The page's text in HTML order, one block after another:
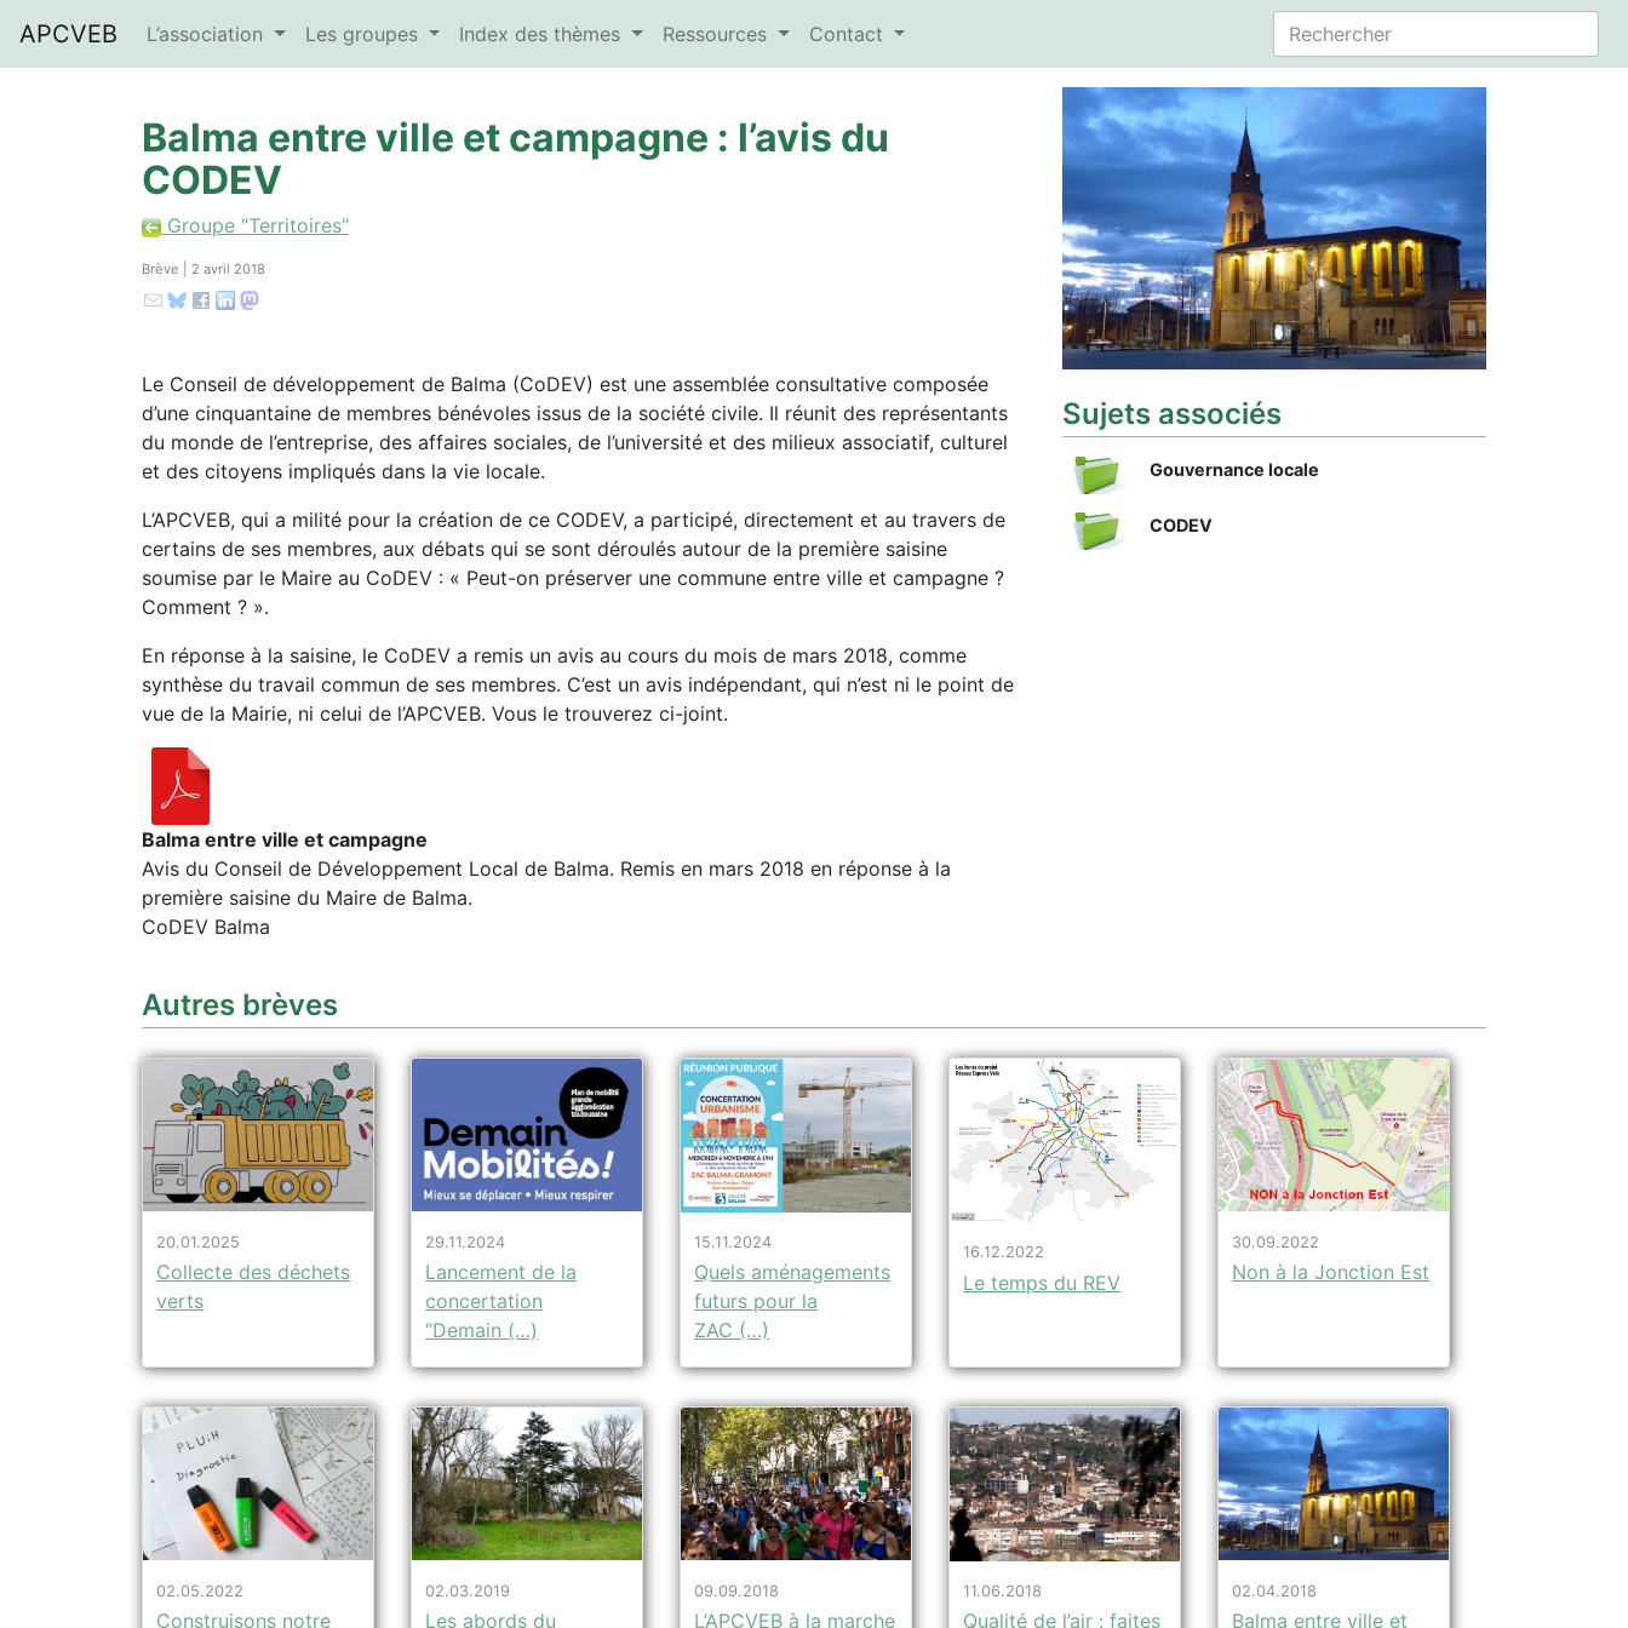
APCVEB L’association Les groupes Index des thèmes Ressources Contact
Balma entre ville et campagne : l’avis du
CODEV
Groupe "Territoires"
Brève | 2 avril 2018
Le Conseil de développement de Balma (CoDEV) est une assemblée consultative composée
d’une cinquantaine de membres bénévoles issus de la société civile. Il réunit des représentants
du monde de l’entreprise, des affaires sociales, de l’université et des milieux associatif, culturel
et des citoyens impliqués dans la vie locale.
L’APCVEB, qui a milité pour la création de ce CODEV, a participé, directement et au travers de
certains de ses membres, aux débats qui se sont déroulés autour de la première saisine
soumise par le Maire au CoDEV : « Peut-on préserver une commune entre ville et campagne ?
Comment ? ».
En réponse à la saisine, le CoDEV a remis un avis au cours du mois de mars 2018, comme
synthèse du travail commun de ses membres. C’est un avis indépendant, qui n’est ni le point de
vue de la Mairie, ni celui de l’APCVEB. Vous le trouverez ci-joint.
Balma entre ville et campagne
Avis du Conseil de Développement Local de Balma. Remis en mars 2018 en réponse à la
première saisine du Maire de Balma.
CoDEV Balma
Sujets associés
Gouvernance locale
CODEV
Autres brèves
20.01.2025
Collecte des déchets
verts
29.11.2024
Lancement de la
concertation
“Demain (…)
15.11.2024
Quels aménagements
futurs pour la
ZAC (…)
16.12.2022
Le temps du REV
30.09.2022
Non à la Jonction Est
02.05.2022
Construisons notre
02.03.2019
Les abords du
09.09.2018
L’APCVEB à la marche
11.06.2018
Qualité de l’air : faites
02.04.2018
Balma entre ville et